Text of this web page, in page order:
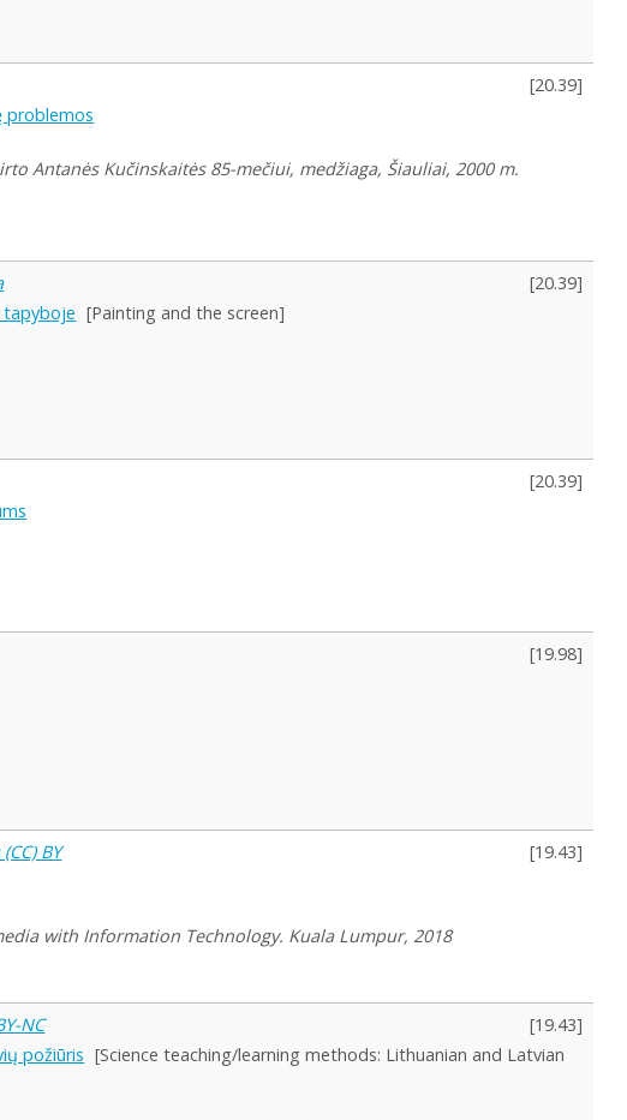
[20.39]
problemos
Antanės Kučinskaitės 85-mečiui, medžiaga, Šiauliai, 2000 m.
[20.39]
tapyboje [Painting and the screen]
[20.39]
[19.98]
BY [19.43]
with Information Technology. Kuala Lumpur, 2018
NC [19.43]
požiūris [Science teaching/learning methods: Lithuanian and Latvian